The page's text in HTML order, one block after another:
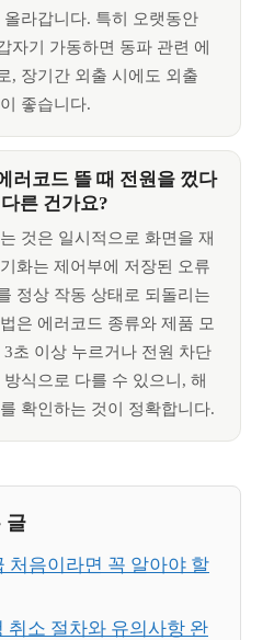
라갑니다. 특히 오랫동안
자기 가동하면 동파 관련 에
, 장기간 외출 시에도 외출
좋습니다.
러코드 뜰 때 전원을 껐다
른 건가요?
것은 일시적으로 화면을 재
화는 제어부에 저장된 오류
정상 작동 상태로 되돌리는
은 에러코드 종류와 제품 모
초 이상 누르거나 전원 차단
식으로 다를 수 있으니, 해
확인하는 것이 정확합니다.
글
처음이라면 꼭 알아야 할
취소 절차와 유의사항 완